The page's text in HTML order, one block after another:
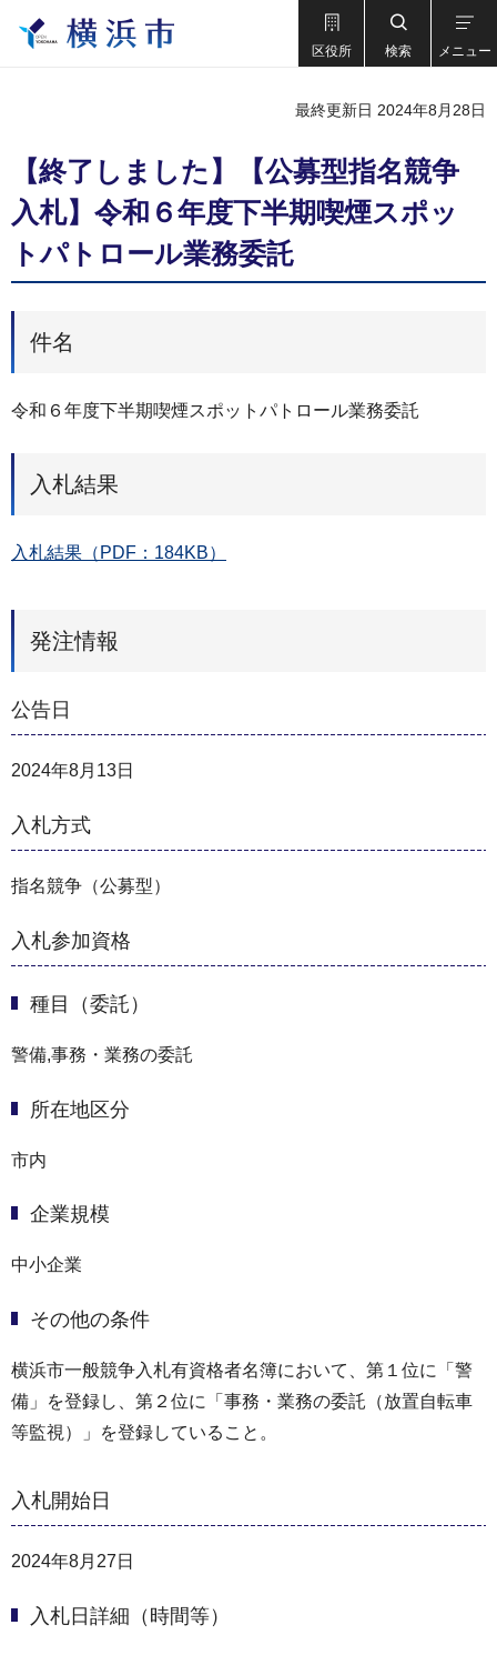
区役所 検索 メニュー
最終更新日 2024年8月28日
【終了しました】【公募型指名競争
入札】令和６年度下半期喫煙スポッ
トパトロール業務委託
件名
令和６年度下半期喫煙スポットパトロール業務委託
入札結果
入札結果（PDF：184KB）
発注情報
公告日
2024年8月13日
入札方式
指名競争（公募型）
入札参加資格
種目（委託）
警備,事務・業務の委託
所在地区分
市内
企業規模
中小企業
その他の条件
横浜市⼀般競争⼊札有資格者名簿において、第１位に「警
備」を登録し、第２位に「事務・業務の委託（放置自転車
等監視）」を登録していること。
入札開始日
2024年8月27日
入札日詳細（時間等）